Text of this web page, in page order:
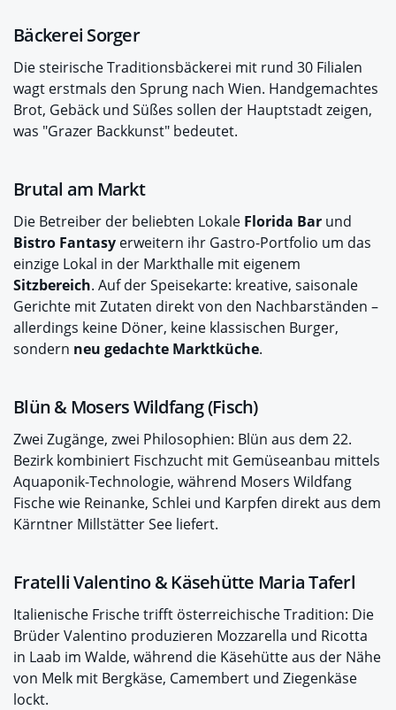
Bäckerei Sorger
Die steirische Traditionsbäckerei mit rund 30 Filialen
wagt erstmals den Sprung nach Wien. Handgemachtes
Brot, Gebäck und Süßes sollen der Hauptstadt zeigen,
was "Grazer Backkunst" bedeutet.
Brutal am Markt
Die Betreiber der beliebten Lokale Florida Bar und
Bistro Fantasy erweitern ihr Gastro-Portfolio um das
einzige Lokal in der Markthalle mit eigenem
Sitzbereich. Auf der Speisekarte: kreative, saisonale
Gerichte mit Zutaten direkt von den Nachbarständen –
allerdings keine Döner, keine klassischen Burger,
sondern neu gedachte Marktküche.
Blün & Mosers Wildfang (Fisch)
Zwei Zugänge, zwei Philosophien: Blün aus dem 22.
Bezirk kombiniert Fischzucht mit Gemüseanbau mittels
Aquaponik-Technologie, während Mosers Wildfang
Fische wie Reinanke, Schlei und Karpfen direkt aus dem
Kärntner Millstätter See liefert.
Fratelli Valentino & Käsehütte Maria Taferl
Italienische Frische trifft österreichische Tradition: Die
Brüder Valentino produzieren Mozzarella und Ricotta
in Laab im Walde, während die Käsehütte aus der Nähe
von Melk mit Bergkäse, Camembert und Ziegenkäse
lockt.